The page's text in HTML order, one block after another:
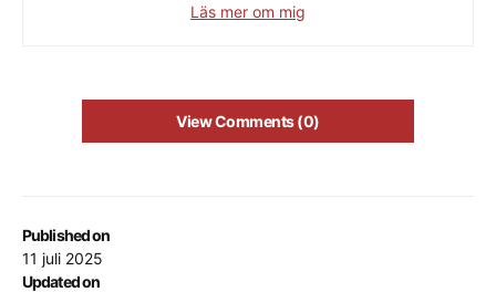
Published on
11 juli 2025
Updated on
Läs mer om mig
View Comments (0)